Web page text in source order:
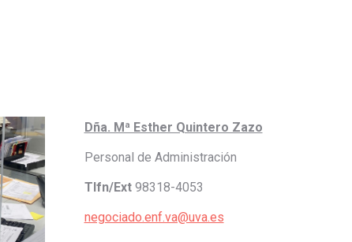
Dña. Mª Esther Quintero Zazo
Personal de Administración
Tlfn/Ext98318-4053
negociado.enf.va@uva.es